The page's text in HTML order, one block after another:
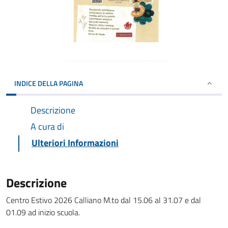
INDICE DELLA PAGINA
Descrizione
A cura di
Ulteriori Informazioni
Descrizione
Centro Estivo 2026 Calliano M.to dal 15.06 al 31.07 e dal
01.09 ad inizio scuola.